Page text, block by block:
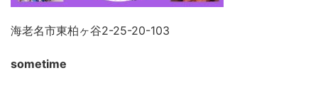
海老名市東柏ヶ谷2-25-20-103
sometime